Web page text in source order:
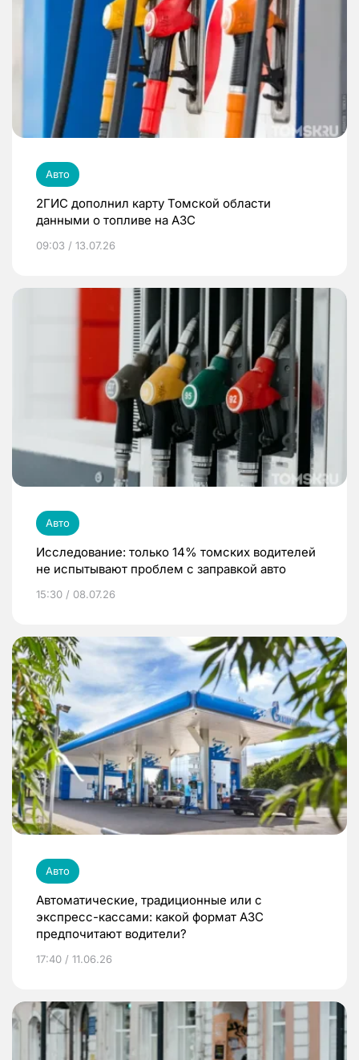
Авто
2ГИС дополнил карту Томской области
данными о топливе на АЗС
09:03 / 13.07.26
Авто
Исследование: только 14% томских водителей
не испытывают проблем с заправкой авто
15:30 / 08.07.26
Авто
Автоматические, традиционные или с
экспресс-кассами: какой формат АЗС
предпочитают водители?
17:40 / 11.06.26